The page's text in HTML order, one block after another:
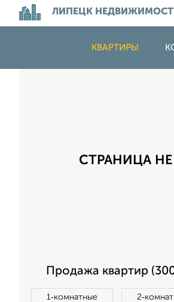
ЛИПЕЦК
КВАРТИРЫ
СТРАНИЦА
Продажа квартир
1‑комнатные